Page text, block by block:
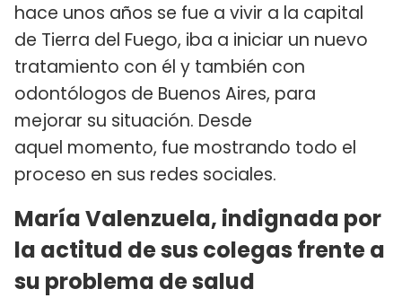
hace unos años se fue a vivir a la capital
de Tierra del Fuego, iba a iniciar un nuevo
tratamiento con él y también con
odontólogos de Buenos Aires, para
mejorar su situación. Desde
aquel momento, fue mostrando todo el
proceso en sus redes sociales.
María Valenzuela, indignada por
la actitud de sus colegas frente a
su problema de salud